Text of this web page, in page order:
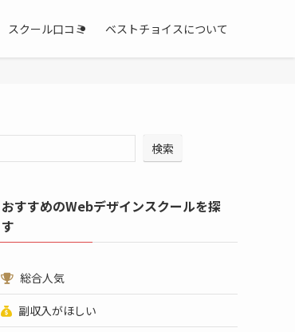
スクール口コミ ベストチョイスについて
検索
おすすめのWebデザインスクールを探
す
総合人気
副収入がほしい